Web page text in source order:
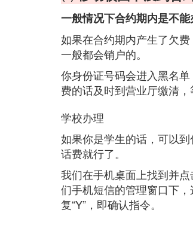
一般情况下合约期内是不能
如果在合约期内产生了欠
一般都会销户的。
你身份证号码会进入黑名
费的话及时到营业厅缴清，
学校办理
如果你是学生的话，可以
话费就行了。
我们在手机桌面上找到并
们手机短信的管理窗口下
复“Y”，即确认指令。